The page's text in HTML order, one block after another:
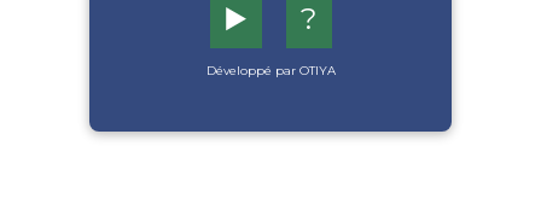
▶️ ?
Développé par OTIYA